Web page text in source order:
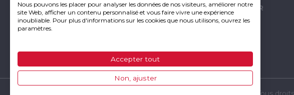
ATELIER - CHANTIER
EPI
Nous pouvons les placer pour analyser les données de nos visiteurs, améliorer notre
site Web, afficher un contenu personnalisé et vous faire vivre une expérience
inoubliable. Pour plus d'informations sur les cookies que nous utilisons, ouvrez les
paramètres.
Accepter tout
Non, ajuster